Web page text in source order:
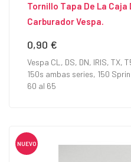
Tornillo Tapa De La Caja
Carburador Vespa.
Precio
0,90 €
Vespa CL, DS, DN, IRIS, TX,
150s ambas series, 150
60 al 65
NUEVO